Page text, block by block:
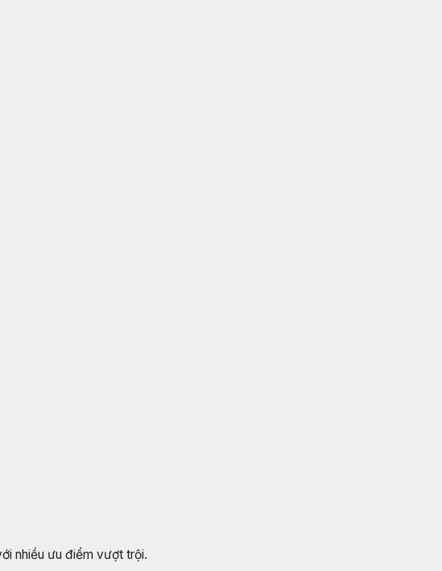
nhiều ưu điểm vượt trội.